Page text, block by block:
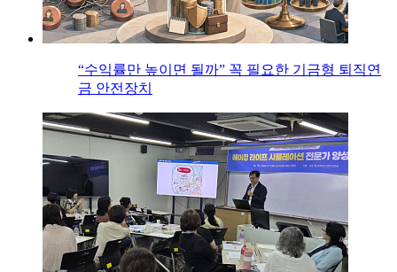
“수익률만 높이면 될까” 꼭 필요한 기금형 퇴직연
금 안전장치